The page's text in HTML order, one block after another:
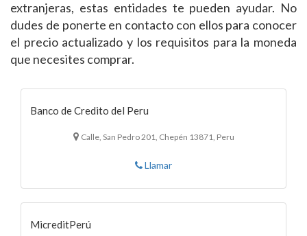
extranjeras, estas entidades te pueden ayudar. No
dudes de ponerte en contacto con ellos para conocer
el precio actualizado y los requisitos para la moneda
que necesites comprar.
Banco de Credito del Peru
Calle, San Pedro 201, Chepén 13871, Peru
Llamar
MicreditPerú